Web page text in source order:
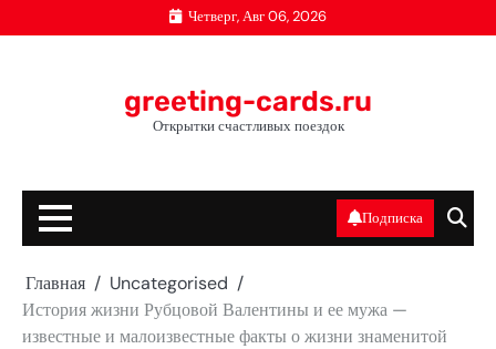
к
Четверг, Авг 06, 2026
greeting-cards.ru
Открытки счастливых поездок
Подписка
Главная
Uncategorised
История жизни Рубцовой Валентины и ее мужа —
известные и малоизвестные факты о жизни знаменитой